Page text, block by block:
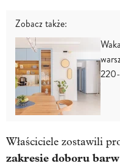
Zobacz także:
Właściciele zostawili
zakresie doboru